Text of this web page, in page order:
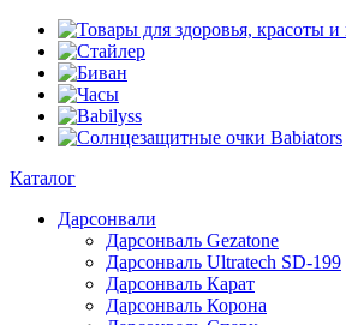
Каталог
Дарсонвали
Дарсонваль Gezatone
Дарсонваль Ultratech SD-199
Дарсонваль Карат
Дарсонваль Корона